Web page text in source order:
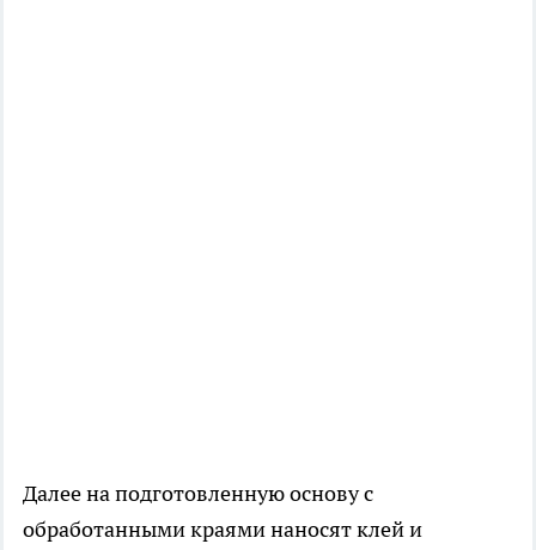
Далее на подготовленную основу с
обработанными краями наносят клей и